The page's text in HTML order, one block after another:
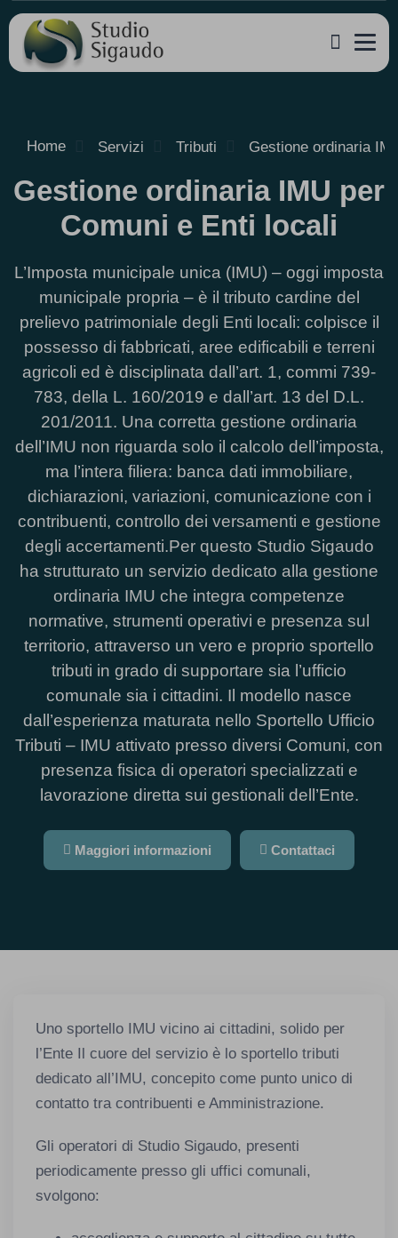
Home Servizi Tributi Gestione ordinaria
Gestione ordinaria IMU per
Comuni e Enti locali
L’Imposta municipale unica (IMU) – oggi imposta
municipale propria – è il tributo cardine del
prelievo patrimoniale degli Enti locali: colpisce il
possesso di fabbricati, aree edificabili e terreni
agricoli ed è disciplinata dall’art. 1, commi 739-
783, della L. 160/2019 e dall’art. 13 del D.L.
201/2011. Una corretta gestione ordinaria
dell’IMU non riguarda solo il calcolo dell’imposta,
ma l’intera filiera: banca dati immobiliare,
dichiarazioni, variazioni, comunicazione con i
contribuenti, controllo dei versamenti e gestione
degli accertamenti.Per questo Studio Sigaudo
ha strutturato un servizio dedicato alla gestione
ordinaria IMU che integra competenze
normative, strumenti operativi e presenza sul
territorio, attraverso un vero e proprio sportello
tributi in grado di supportare sia l’ufficio
comunale sia i cittadini. Il modello nasce
dall’esperienza maturata nello Sportello Ufficio
Tributi – IMU attivato presso diversi Comuni, con
presenza fisica di operatori specializzati e
lavorazione diretta sui gestionali dell’Ente.
Maggiori informazioni Contattaci
Uno sportello IMU vicino ai cittadini, solido per
l’Ente Il cuore del servizio è lo sportello tributi
dedicato all’IMU, concepito come punto unico di
contatto tra contribuenti e Amministrazione.
Gli operatori di Studio Sigaudo, presenti
periodicamente presso gli uffici comunali,
svolgono: